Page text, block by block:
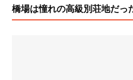
橋場は憧れの高級別荘地だっ